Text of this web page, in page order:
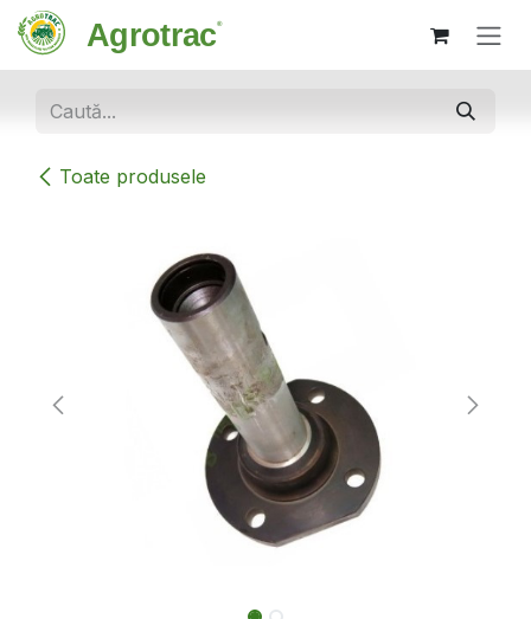
Sari la conținut
Toate produsele